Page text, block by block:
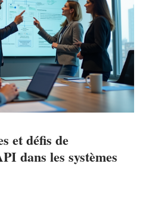
et défis de
dans les systèmes